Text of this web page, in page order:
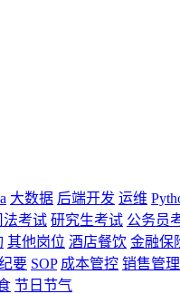
大数据 后端开发 运维
法考试 研究生考试 公务员
其他岗位 酒店餐饮 金融保
要 SOP 成本管控 销售管理
节日节气